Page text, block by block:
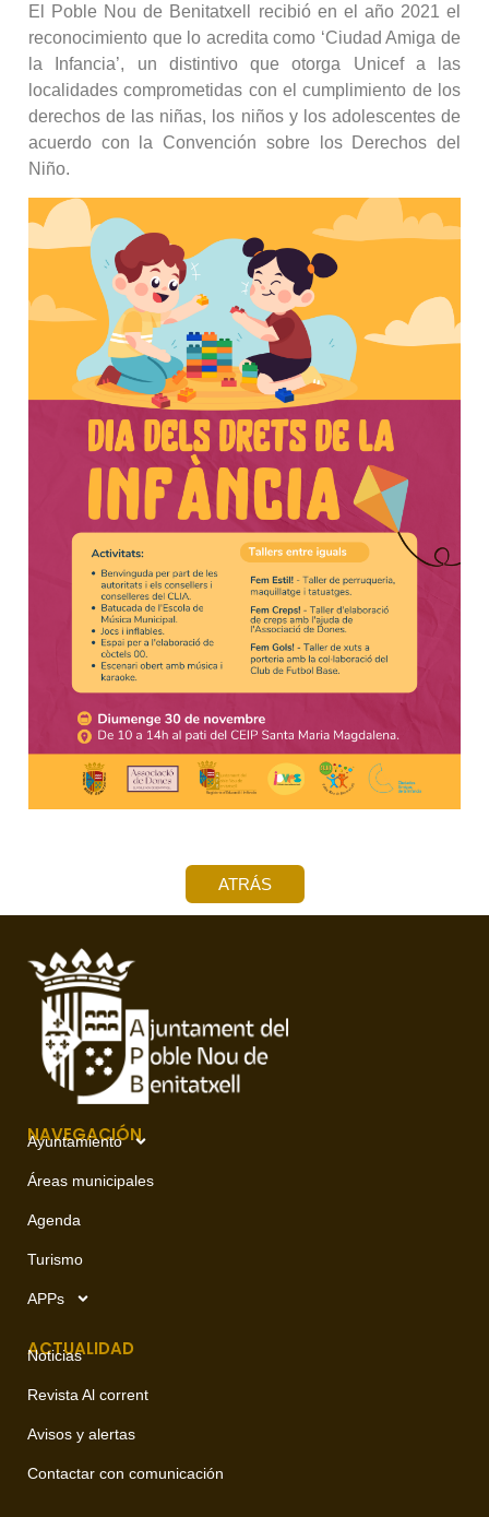
El Poble Nou de Benitatxell recibió en el año 2021 el
reconocimiento que lo acredita como ‘Ciudad Amiga de
la Infancia’, un distintivo que otorga Unicef a las
localidades comprometidas con el cumplimiento de los
derechos de las niñas, los niños y los adolescentes de
acuerdo con la Convención sobre los Derechos del
Niño.
ATRÁS
NAVEGACIÓN
Ayuntamiento
Áreas municipales
Agenda
Turismo
APPs
ACTUALIDAD
Noticias
Revista Al corrent
Avisos y alertas
Contactar con comunicación